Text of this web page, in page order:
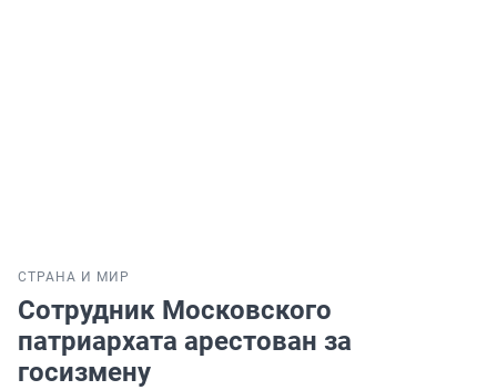
СТРАНА И МИР
Сотрудник Московского
патриархата арестован за
госизмену